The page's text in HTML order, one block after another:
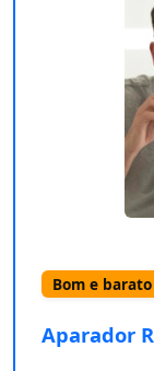
Bom e barato
Aparador